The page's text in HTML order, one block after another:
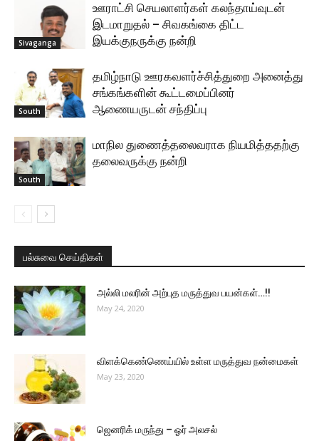
Sivaganga
ஊராட்சி செயலாளர்கள் கலந்தாய்வுடன்
இடமாறுதல் – சிவகங்கை திட்ட
இயக்குநருக்கு நன்றி
South
தமிழ்நாடு ஊரகவளர்ச்சித்துறை அனைத்து
சங்கங்களின் கூட்டமைப்பினர்
ஆணையருடன் சந்திப்பு
South
மாநில துணைத்தலைவராக நியமித்ததற்கு
தலைவருக்கு நன்றி
பல்சுவை செய்திகள்
அல்லி மலரின் அற்புத மருத்துவ பயன்கள்…!!
May 24, 2020
விளக்கெண்ணெய்யில் உள்ள மருத்துவ நன்மைகள்
May 23, 2020
ஜெனரிக் மருந்து – ஓர் அலசல்